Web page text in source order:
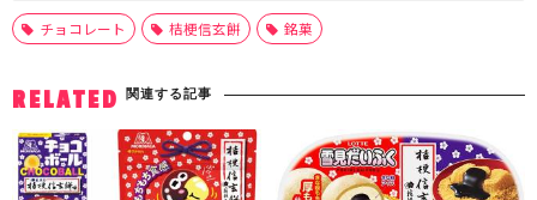
チョコレート 桔梗信玄餅 銘菓
RELATED 関連する記事